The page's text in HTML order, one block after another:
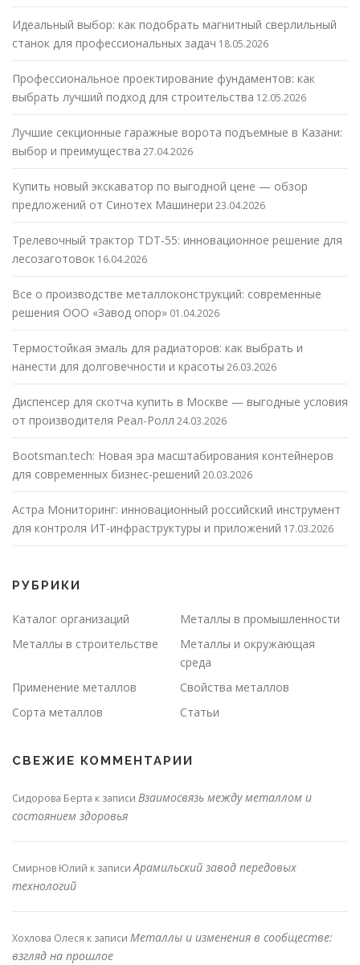
Идеальный выбор: как подобрать магнитный сверлильный
станок для профессиональных задач 18.05.2026
Профессиональное проектирование фундаментов: как
выбрать лучший подход для строительства 12.05.2026
Лучшие секционные гаражные ворота подъемные в Казани:
выбор и преимущества 27.04.2026
Купить новый экскаватор по выгодной цене — обзор
предложений от Синотех Машинери 23.04.2026
Трелевочный трактор TDT-55: инновационное решение для
лесозаготовок 16.04.2026
Все о производстве металлоконструкций: современные
решения ООО «Завод опор» 01.04.2026
Термостойкая эмаль для радиаторов: как выбрать и
нанести для долговечности и красоты 26.03.2026
Диспенсер для скотча купить в Москве — выгодные условия
от производителя Реал-Ролл 24.03.2026
Bootsman.tech: Новая эра масштабирования контейнеров
для современных бизнес-решений 20.03.2026
Астра Мониторинг: инновационный российский инструмент
для контроля ИТ-инфраструктуры и приложений 17.03.2026
РУБРИКИ
Каталог организаций
Металлы в промышленности
Металлы в строительстве
Металлы и окружающая
среда
Применение металлов
Свойства металлов
Сорта металлов
Статьи
СВЕЖИЕ КОММЕНТАРИИ
Сидорова Берта к записи Взаимосвязь между металлом и
состоянием здоровья
Смирнов Юлий к записиАрамильский завод передовых
технологий
Хохлова Олеся к записи Металлы и изменения в сообществе:
взгляд на прошлое